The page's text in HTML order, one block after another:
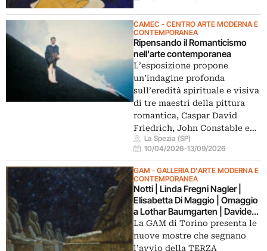
CAMEC - CENTRO ARTE MODERNA E
CONTEMPORANEA
Ripensando il Romanticismo
nell'arte contemporanea
L’esposizione propone
un’indagine profonda
sull’eredità spirituale e visiva
di tre maestri della pittura
romantica, Caspar David
Friedrich, John Constable e…
La Spezia (SP)
10/04/2026–13/09/2026
GAM - GALLERIA D'ARTE MODERNA E
CONTEMPORANEA
Notti | Linda Fregni Nagler |
Elisabetta Di Maggio | Omaggio
a Lothar Baumgarten | Davide
Sgambaro
La GAM di Torino presenta le
nuove mostre che segnano
l’avvio della TERZA